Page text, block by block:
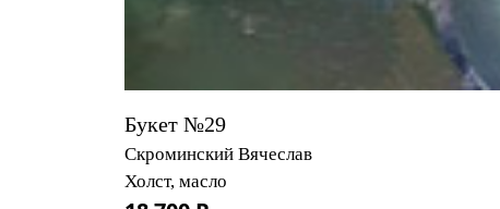
Букет №29
Скроминский Вячеслав
Холст, масло